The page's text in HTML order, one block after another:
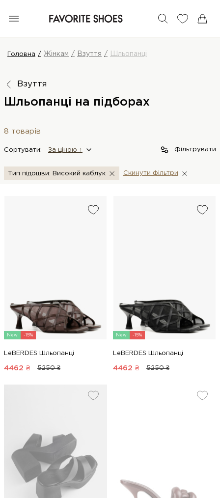
Головна Жінкам Взуття Шльопанці
Взуття
Шльопанці на підборах
8 товарів
Сортувати: За цiною ↑ Фільтрувати
Тип підошви: Високий каблук Скинути фiльтри
New -15%
LeBERDES Шльопанці
4462 ₴ 5250 ₴
New -15%
LeBERDES Шльопанці
4462 ₴ 5250 ₴